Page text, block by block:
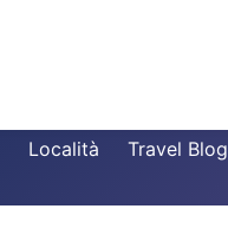
Località
Travel Blog